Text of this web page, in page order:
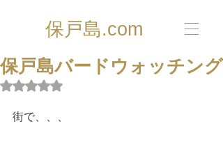
保戸島.com
保戸島バードウォッチング
5つ星のうちNaNと評価されています。
街で、、、